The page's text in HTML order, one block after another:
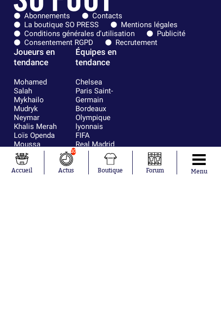
Abonnements
Contacts
La boutique SO PRESS
Mentions légales
Conditions générales d'utilisation
Publicité
Consentement RGPD
Recrutement
Joueurs en
tendance
Mohamed
Salah
Mykhailo
Mudryk
Neymar
Khalis Merah
Loïs Openda
Moussa
Niakhaté
Nicolás
Tagliafico
Équipes en
tendance
Chelsea
Paris Saint-
Germain
Bordeaux
Olympique
lyonnais
FIFA
Real Madrid
RC Strasbourg
AC Milan
Accueil
10
Actus Boutique Forum Menu